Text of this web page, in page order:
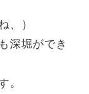
、）
深堀ができ
。